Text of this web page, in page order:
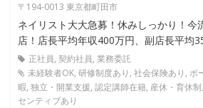
〒194-0013 東京都町田市
ネイリスト大大急募！休みしっかり！今
店！店長平均年収400万円、副店長平均
正社員, 契約社員, 業務委託
未経験者OK, 研修制度あり, 社会保険あり, ボ
暇, 独立・開業支援, 認定講師在籍, 産休・育休
センティブあり